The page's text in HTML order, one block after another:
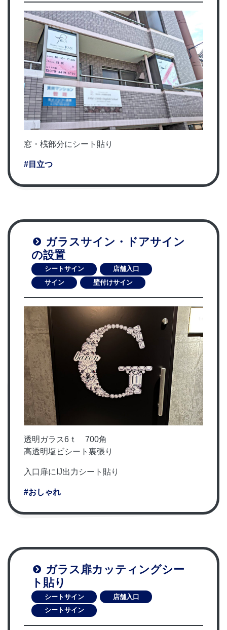
窓・桟部分にシート貼り
#目立つ
ガラスサイン・ドアサイン
の設置
シートサイン
店舗入口
サイン
壁付けサイン
透明ガラス6ｔ 700角
高透明塩ビシート裏張り
入口扉にIJ出力シート貼り
#おしゃれ
ガラス扉カッティングシー
ト貼り
シートサイン
店舗入口
シートサイン